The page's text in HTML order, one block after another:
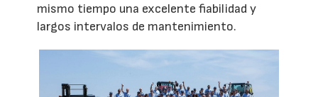
mismo tiempo una excelente fiabilidad y
largos intervalos de mantenimiento.